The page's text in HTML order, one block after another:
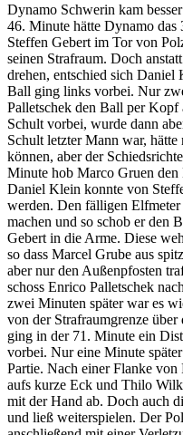
Dynamo Schwerin kam
46. Minute hätte Dynamo das
Steffen Gebert im Tor von
seinen Strafraum. Doch
drehen, entschied sich
Ball ging links vorbei. Nur
Palletschek den Ball per
Schult vorbei, wurde dann
Schult letzter Mann war,
können, aber der
Minute hob Marco Gruen
Daniel Klein konnte von
werden. Den fälligen
machen und so schob er den
Gebert in die Arme. Diese
so dass Marcel Grube aus
aber nur den Außenpfosten
schoss Enrico Palletschek
zwei Minuten später war es
von der Strafraumgrenze über
ging in der 71. Minute ein
vorbei. Nur eine Minute
Partie. Nach einer Flanke
aufs kurze Eck und Thilo
mit der Hand ab. Doch auch
und ließ weiterspielen. Der